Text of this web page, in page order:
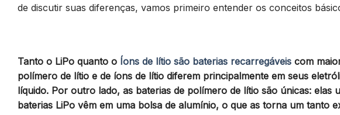
de discutir suas diferenças, vamos primeiro entender os conceitos
Tanto o LiPo quanto o Íons de lítio são baterias recarregáveis com
polímero de lítio e de íons de lítio diferem principalmente em seus
líquido. Por outro lado, as baterias de polímero de lítio são únicas: elas
baterias LiPo vêm em uma bolsa de alumínio, o que as torna um tanto